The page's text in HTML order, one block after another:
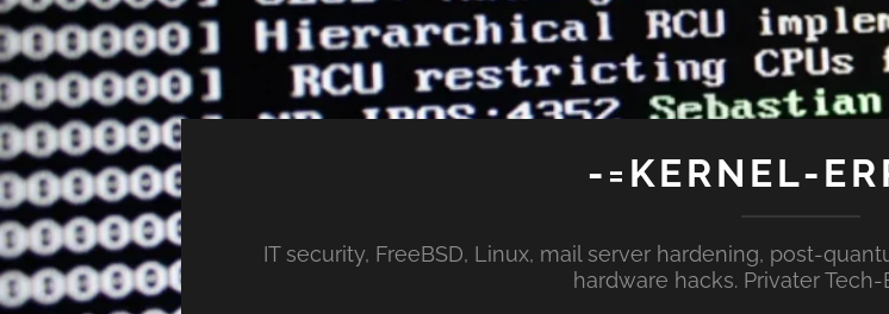
-=KERNEL-
IT security, FreeBSD, Linux, mail server hardening, post-
hardware hacks. Privater